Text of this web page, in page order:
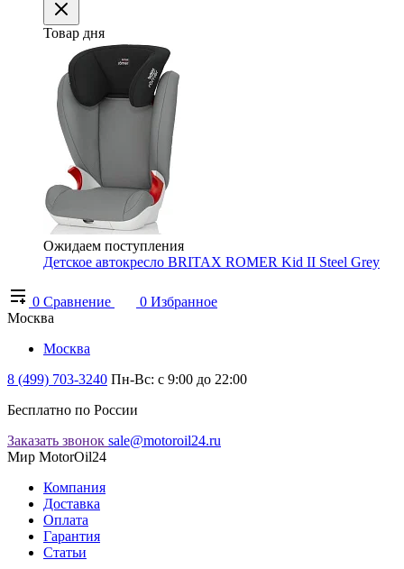
Товар дня
Ожидаем поступления
Детское автокресло BRITAX ROMER Kid II Steel Grey
0 Сравнение 0 Избранное
Москва
Москва
8 (499) 703-3240 Пн-Вс: с 9:00 до 22:00
Бесплатно по России
Заказать звонок sale@motoroil24.ru
Мир MotorOil24
Компания
Доставка
Оплата
Гарантия
Статьи